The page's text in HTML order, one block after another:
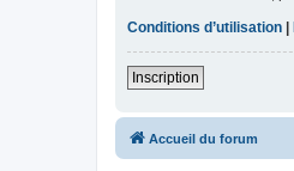
Conditions d’utilisation
Inscription
Accueil du forum